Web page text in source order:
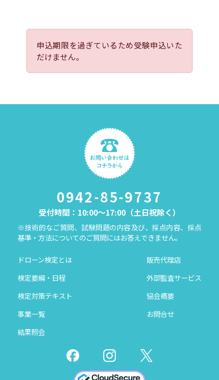
申込期限を過ぎているため受験申込いた
だけません。
0942-85-9737
受付時間：10:00～17:00（土日祝除く）
※技術的なご質問、試験問題の内容及び、採点内容、採点
基準・方法についてのご質問にはお答えできません。
ドローン検定とは
検定要綱・日程
検定対策テキスト
事業一覧
結果照会
販売代理店
外部監査サービス
協会概要
お問合せ